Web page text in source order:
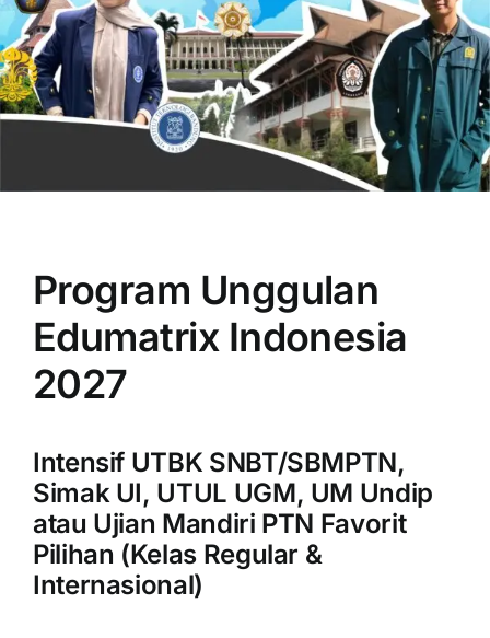
OUR PROGRAM
CONTACT US
Program Unggulan
Edumatrix Indonesia
2027
Intensif UTBK SNBT/SBMPTN,
Simak UI, UTUL UGM, UM Undip
atau Ujian Mandiri PTN Favorit
Pilihan (Kelas Regular &
Internasional)